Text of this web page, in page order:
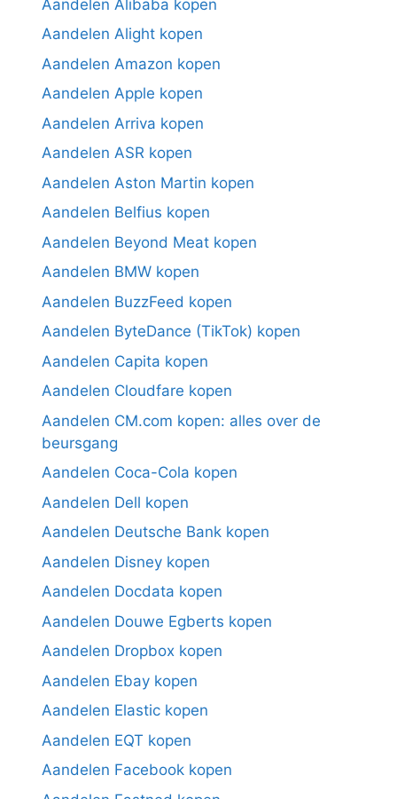
Aandelen Alibaba kopen
Aandelen Alight kopen
Aandelen Amazon kopen
Aandelen Apple kopen
Aandelen Arriva kopen
Aandelen ASR kopen
Aandelen Aston Martin kopen
Aandelen Belfius kopen
Aandelen Beyond Meat kopen
Aandelen BMW kopen
Aandelen BuzzFeed kopen
Aandelen ByteDance (TikTok) kopen
Aandelen Capita kopen
Aandelen Cloudfare kopen
Aandelen CM.com kopen: alles over de
beursgang
Aandelen Coca-Cola kopen
Aandelen Dell kopen
Aandelen Deutsche Bank kopen
Aandelen Disney kopen
Aandelen Docdata kopen
Aandelen Douwe Egberts kopen
Aandelen Dropbox kopen
Aandelen Ebay kopen
Aandelen Elastic kopen
Aandelen EQT kopen
Aandelen Facebook kopen